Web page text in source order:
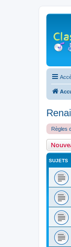
Règles
SUJETS